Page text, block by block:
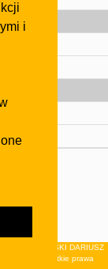
i
KLUCZEWSKI DARIUSZ
. Wszystkie prawa